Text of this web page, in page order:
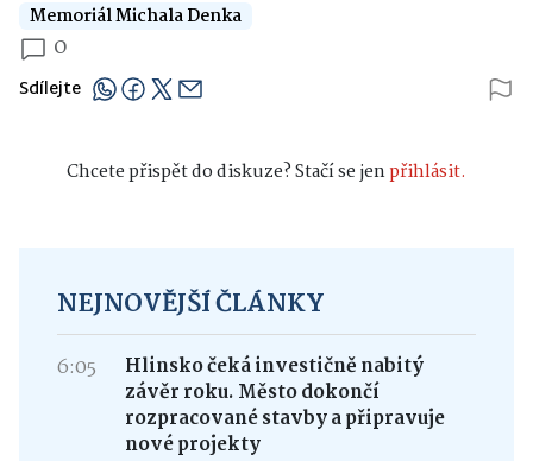
Memoriál Michala Denka
0
Sdílejte
Chcete přispět do diskuze? Stačí se jenpřihlásit.
NEJNOVĚJŠÍ ČLÁNKY
6:05
Hlinsko čeká investičně nabitý
závěr roku. Město dokončí
rozpracované stavby a připravuje
nové projekty